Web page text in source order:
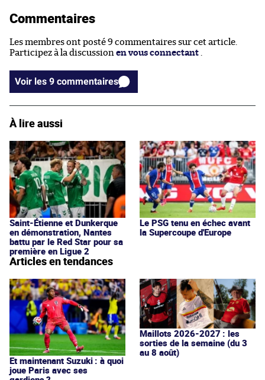
Commentaires
Les membres ont posté 9 commentaires sur cet article.
Participez à la discussion en vous connectant .
Voir les 9 commentaires
À lire aussi
Saint-Étienne et Dunkerque
en démonstration, Nantes
battu par le Red Star pour sa
première en Ligue 2
Le PSG tenu en échec avant
la Supercoupe d'Europe
Articles en tendances
Et maintenant Suzuki : à quoi
joue Paris avec ses
Maillots 2026-2027 : les
sorties de la semaine (du 3
au 8 août)